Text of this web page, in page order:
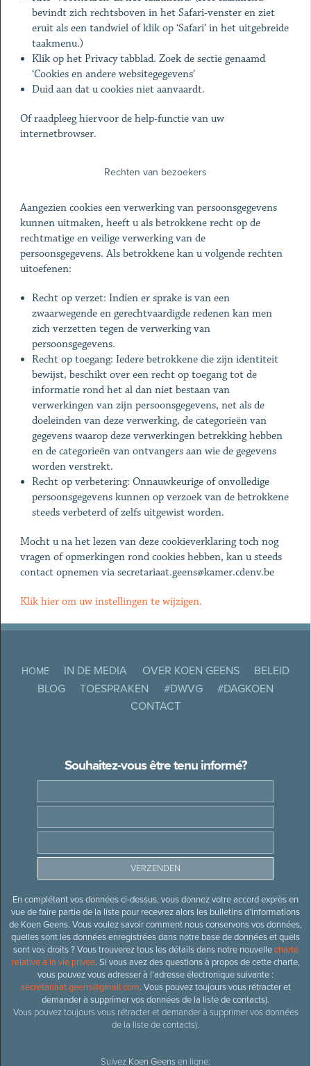
bevindt zich rechtsboven in het Safari-venster en ziet
eruit als een tandwiel of klik op ‘Safari’ in het uitgebreide
taakmenu.)
Klik op het Privacy tabblad. Zoek de sectie genaamd
‘Cookies en andere websitegegevens’
Duid aan dat u cookies niet aanvaardt.
Of raadpleeg hiervoor de help-functie van uw
internetbrowser.
Rechten van bezoekers
Aangezien cookies een verwerking van persoonsgegevens
kunnen uitmaken, heeft u als betrokkene recht op de
rechtmatige en veilige verwerking van de
persoonsgegevens. Als betrokkene kan u volgende rechten
uitoefenen:
Recht op verzet: Indien er sprake is van een
zwaarwegende en gerechtvaardigde redenen kan men
zich verzetten tegen de verwerking van
persoonsgegevens.
Recht op toegang: Iedere betrokkene die zijn identiteit
bewijst, beschikt over een recht op toegang tot de
informatie rond het al dan niet bestaan van
verwerkingen van zijn persoonsgegevens, net als de
doeleinden van deze verwerking, de categorieën van
gegevens waarop deze verwerkingen betrekking hebben
en de categorieën van ontvangers aan wie de gegevens
worden verstrekt.
Recht op verbetering: Onnauwkeurige of onvolledige
persoonsgegevens kunnen op verzoek van de betrokkene
steeds verbeterd of zelfs uitgewist worden.
Mocht u na het lezen van deze cookieverklaring toch nog
vragen of opmerkingen rond cookies hebben, kan u steeds
contact opnemen via secretariaat.geens@kamer.cdenv.be
Klik hier om uw instellingen te wijzigen.
HOME IN DE MEDIA OVER KOEN GEENS
BELEID
BLOG
TOESPRAKEN #DWVG
#DAGKOEN
CONTACT
Souhaitez-vous être tenu informé?
En complétant vos données ci-dessus, vous donnez votre accord exprès en
vue de faire partie de la liste pour recevrez alors les bulletins d’informations
de Koen Geens. Vous voulez savoir comment nous conservons vos données,
quelles sont les données enregistrées dans notre base de données et quels
sont vos droits ? Vous trouverez tous les détails dans notre nouvellecharte
relative à la vie privée. Si vous avez des questions à propos de cette charte,
vous pouvez vous adresser à l’adresse électronique suivante :
secretariaat.geens@gmail.com. Vous pouvez toujours vous rétracter et
demander à supprimer vos données de la liste de contacts).
Vous pouvez toujours vous rétracter et demander à supprimer vos données
de la liste de contacts).
Suivez Koen Geensen ligne: